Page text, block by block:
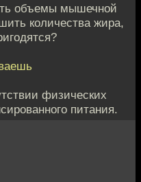
объемы мышечной
количества жира,
физических
питания.